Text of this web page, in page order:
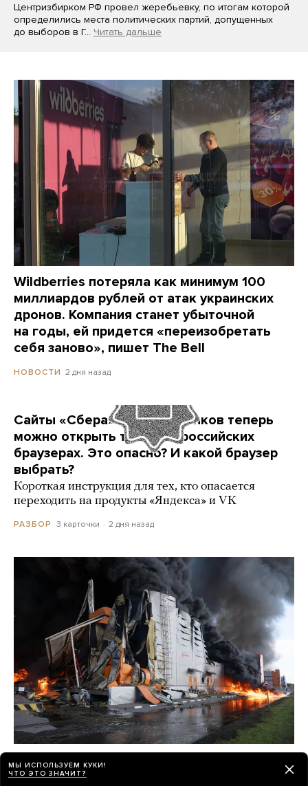
Центризбирком РФ провел жеребьевку, по итогам которой
определились места политических партий, допущенных
до выборов в Г… Читать дальше
Wildberries потеряла как минимум 100
миллиардов рублей от атак украинских
дронов. Компания станет убыточной
на годы, ей придется «переизобретать
себя заново», пишет The Bell
НОВОСТИ 2 дня назад
Сайты «Сбера» и других банков теперь
можно открыть только в российских
браузерах. Это опасно? И какой браузер
выбрать?
Короткая инструкция для тех, кто опасается
переходить на продукты «Яндекса» и VK
РАЗБОР 3 карточки 2 дня назад
Могут ли удары по Wildberries разорить
компанию? И способны ли они привести
МЫ ИСПОЛЬЗУЕМ КУКИ!
ЧТО ЭТО ЗНАЧИТ?